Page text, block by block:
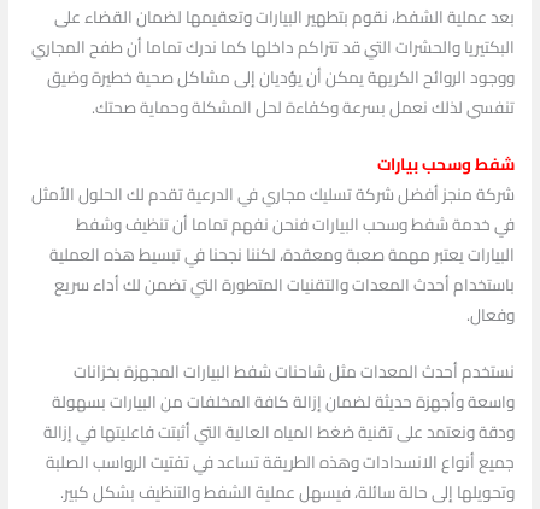
بعد عملية الشفط، نقوم بتطهير البيارات وتعقيمها لضمان القضاء على
البكتيريا والحشرات التي قد تتراكم داخلها كما ندرك تماما أن طفح المجاري
ووجود الروائح الكريهة يمكن أن يؤديان إلى مشاكل صحية خطيرة وضيق
تنفسي لذلك نعمل بسرعة وكفاءة لحل المشكلة وحماية صحتك.
شفط وسحب بيارات
شركة منجز أفضل شركة تسليك مجاري في الدرعية تقدم لك الحلول الأمثل
في خدمة شفط وسحب البيارات فنحن نفهم تماما أن تنظيف وشفط
البيارات يعتبر مهمة صعبة ومعقدة، لكننا نجحنا في تبسيط هذه العملية
باستخدام أحدث المعدات والتقنيات المتطورة التي تضمن لك أداء سريع
وفعال.
نستخدم أحدث المعدات مثل شاحنات شفط البيارات المجهزة بخزانات
واسعة وأجهزة حديثة لضمان إزالة كافة المخلفات من البيارات بسهولة
ودقة ونعتمد على تقنية ضغط المياه العالية التي أثبتت فاعليتها في إزالة
جميع أنواع الانسدادات وهذه الطريقة تساعد في تفتيت الرواسب الصلبة
وتحويلها إلى حالة سائلة، فيسهل عملية الشفط والتنظيف بشكل كبير.